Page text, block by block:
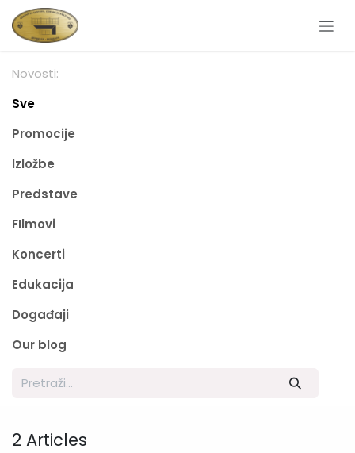
Skip to Content
Novosti:
Sve
Promocije
Izložbe
Predstave
FIlmovi
Koncerti
Edukacija
Događaji
Our blog
2 Articles